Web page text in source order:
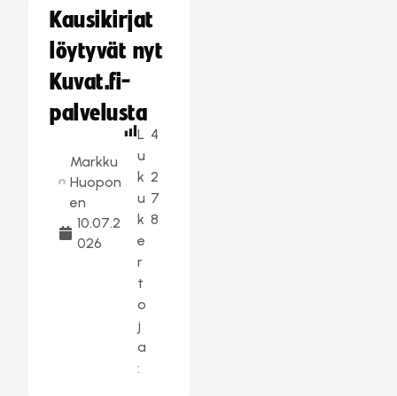
Kausikirjat
löytyvät nyt
Kuvat.fi-
palvelusta
Markku
Huopon
en
10.07.2
026
L
u
k
u
k
e
r
t
o
j
a
:
4
2
7
8